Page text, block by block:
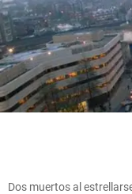
Dos muertos al